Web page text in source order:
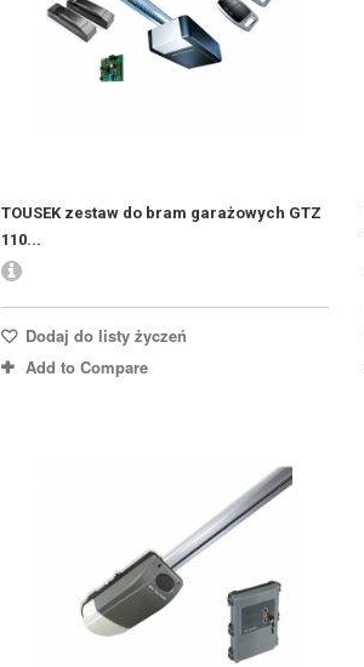
TOUSEK zestaw do bram garażowych GTZ
110...
Dodaj do listy życzeń
Add to Compare